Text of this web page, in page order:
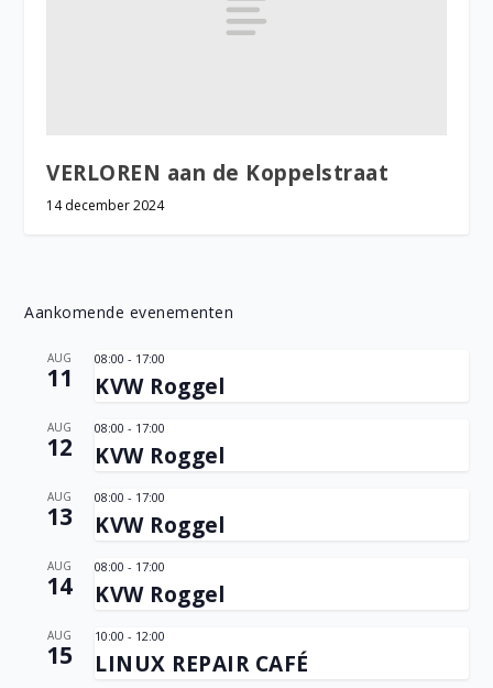
VERLOREN aan de Koppelstraat
14 december 2024
Aankomende evenementen
AUG
11
08:00 - 17:00
KVW Roggel
AUG
12
08:00 - 17:00
KVW Roggel
AUG
13
08:00 - 17:00
KVW Roggel
AUG
14
08:00 - 17:00
KVW Roggel
AUG
15
10:00 - 12:00
LINUX REPAIR CAFÉ